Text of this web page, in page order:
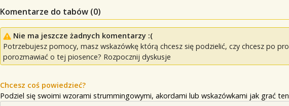
Komentarze do tabów (0)
Nie ma jeszcze żadnych komentarzy :(
Potrzebujesz pomocy, masz wskazówkę którą chcesz się podzielić, czy chcesz po
porozmawiać o tej piosence? Rozpocznij dyskusje
Chcesz coś powiedzieć?
Podziel się swoimi wzorami strummingowymi, akordami lub wskazówkami jak grać